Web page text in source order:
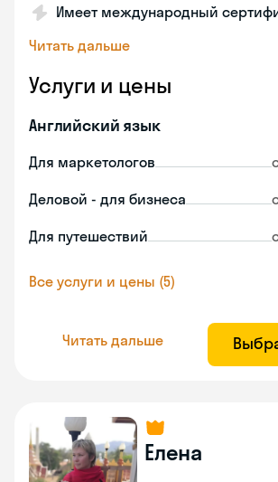
Имеет международный
Читать дальше
Услуги и цены
Английский язык
Для маркетологов
Деловой - для бизнеса
Для путешествий
Все услуги и цены (5)
Читать дальше
Елена